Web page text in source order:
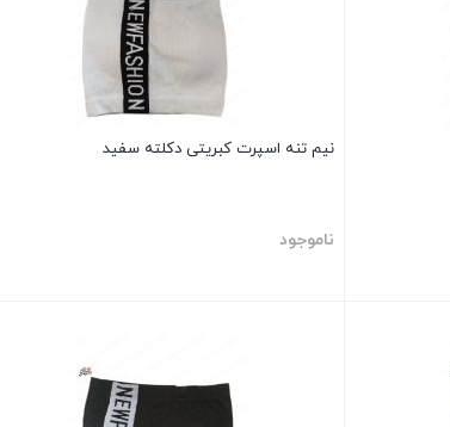
نیم تنه اسپرت کبریتی دکلته سفید
ناموجود